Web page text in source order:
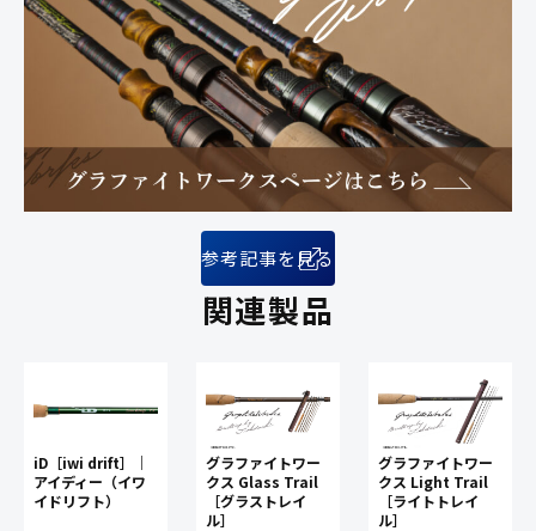
参考記事を見る
関連製品
iD［iwi drift］｜
アイディー（イワ
イドリフト）
グラファイトワー
クス Glass Trail
［グラストレイ
ル］
グラファイトワー
クス Light Trail
［ライトトレイ
ル］